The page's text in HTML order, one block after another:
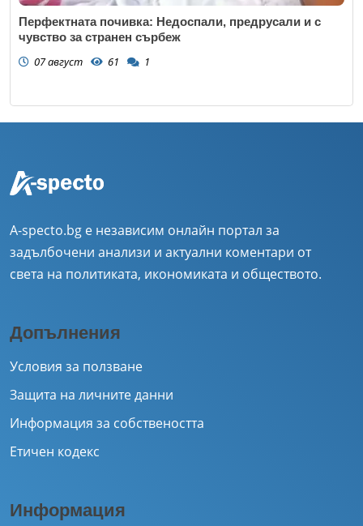
Перфектната почивка: Недоспали, предрусали и с
чувство за странен сърбеж
07 август 61 1
A-specto.bg е независим онлайн портал за
задълбочени анализи и актуални коментари от
света на политиката, икономиката и обществото.
Допълнения
Условия за ползване
Защита на личните данни
Информация за собствеността
Етичен кодекс
Информация